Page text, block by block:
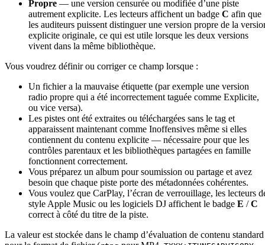
Propre — une version censurée ou modifiée d’une piste
autrement explicite. Les lecteurs affichent un badge C afin que
les auditeurs puissent distinguer une version propre de la
explicite originale, ce qui est utile lorsque les deux versions
vivent dans la même bibliothèque.
Vous voudrez définir ou corriger ce champ lorsque :
Un fichier a la mauvaise étiquette (par exemple une version
radio propre qui a été incorrectement taguée comme Explicite,
ou vice versa).
Les pistes ont été extraites ou téléchargées sans le tag et
apparaissent maintenant comme Inoffensives même si elles
contiennent du contenu explicite — nécessaire pour que les
contrôles parentaux et les bibliothèques partagées en famille
fonctionnent correctement.
Vous préparez un album pour soumission ou partage et avez
besoin que chaque piste porte des métadonnées cohérentes.
Vous voulez que CarPlay, l’écran de verrouillage, les lecteurs
style Apple Music ou les logiciels DJ affichent le badge E /C
correct à côté du titre de la piste.
La valeur est stockée dans le champ d’évaluation de contenu standard